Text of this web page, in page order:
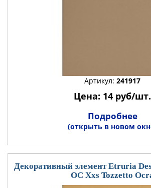
Артикул: 241917
Цена: 14 руб/шт.
Подробнее
(открыть в новом
Декоративный элемент Etruria
OC Xxs Tozzetto